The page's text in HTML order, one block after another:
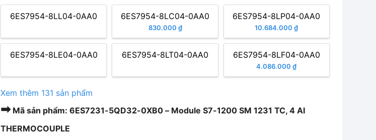
6ES7954-8LL04-0AA0 6ES7954-8LC04-0AA0
830.000 ₫
6ES7954-8LP04-0AA0
10.684.000 ₫
6ES7954-8LE04-0AA0 6ES7954-8LT04-0AA0 6ES7954-8LF04-0AA0
4.086.000 ₫
Xem thêm 131 sản phẩm
➡Mã sản phẩm: 6ES7231-5QD32-0XB0 – Module S7-1200 SM 1231 TC, 4 AI
THERMOCOUPLE